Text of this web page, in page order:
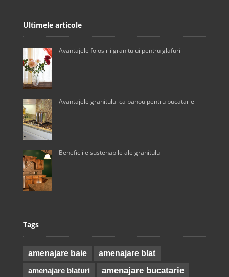
Ultimele articole
Avantajele folosirii granitului pentru glafuri
Avantajele granitului ca panou pentru bucatarie
Beneficiile sustenabile ale granitului
Tags
amenajare baie amenajare blat
amenajare blaturi amenajare bucatarie